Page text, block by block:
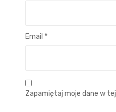
Email *
Zapamiętaj moje dane w